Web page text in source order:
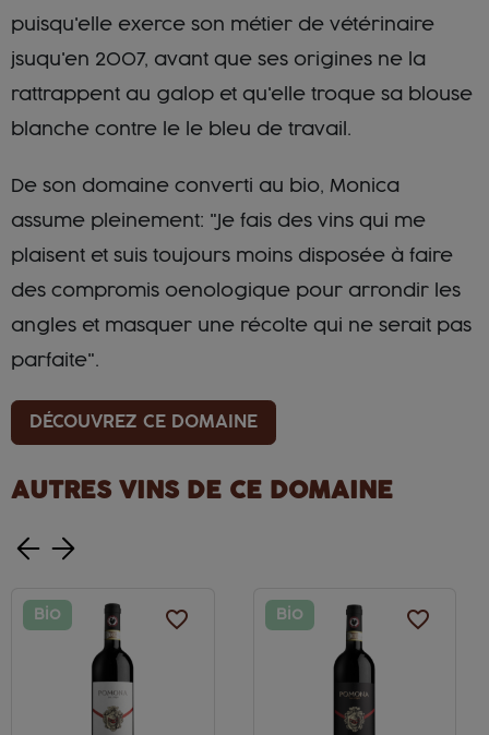
puisqu'elle exerce son métier de vétérinaire
jsuqu'en 2007, avant que ses origines ne la
rattrappent au galop et qu'elle troque sa blouse
blanche contre le le bleu de travail.
De son domaine converti au bio, Monica
assume pleinement: "Je fais des vins qui me
plaisent et suis toujours moins disposée à faire
des compromis oenologique pour arrondir les
angles et masquer une récolte qui ne serait pas
parfaite".
DÉCOUVREZ CE DOMAINE
AUTRES VINS DE CE DOMAINE
favorite_border
Bio favorite_border
Bio